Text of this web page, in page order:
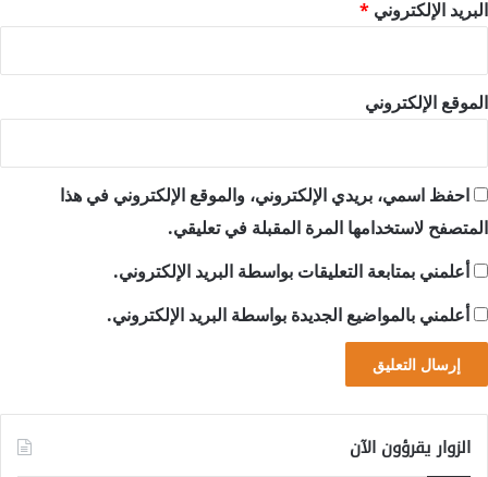
البريد الإلكتروني *
الموقع الإلكتروني
احفظ اسمي، بريدي الإلكتروني، والموقع الإلكتروني في هذا
المتصفح لاستخدامها المرة المقبلة في تعليقي.
أعلمني بمتابعة التعليقات بواسطة البريد الإلكتروني.
أعلمني بالمواضيع الجديدة بواسطة البريد الإلكتروني.
الزوار يقرؤون الآن